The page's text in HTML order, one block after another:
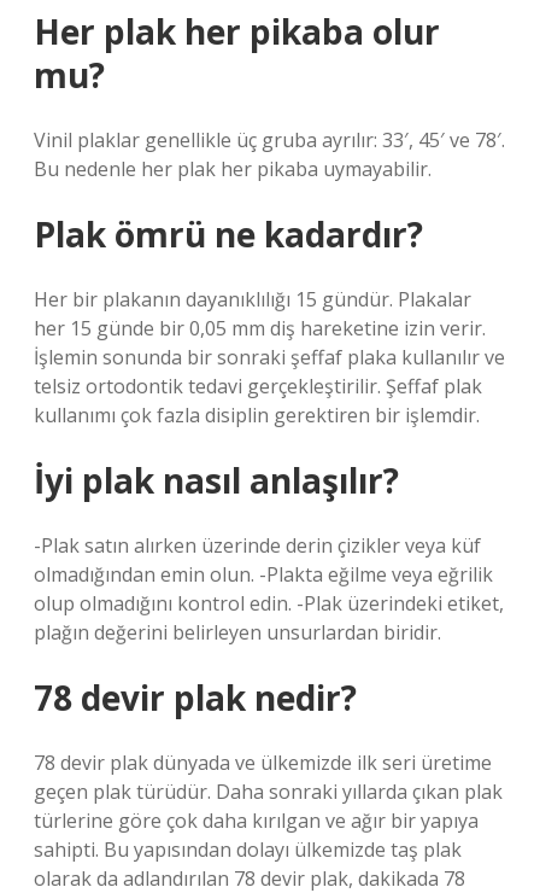
Her plak her pikaba olur
mu?
Vinil plaklar genellikle üç gruba ayrılır: 33′, 45′ ve 78′.
Bu nedenle her plak her pikaba uymayabilir.
Plak ömrü ne kadardır?
Her bir plakanın dayanıklılığı 15 gündür. Plakalar
her 15 günde bir 0,05 mm diş hareketine izin verir.
İşlemin sonunda bir sonraki şeffaf plaka kullanılır ve
telsiz ortodontik tedavi gerçekleştirilir. Şeffaf plak
kullanımı çok fazla disiplin gerektiren bir işlemdir.
İyi plak nasıl anlaşılır?
-Plak satın alırken üzerinde derin çizikler veya küf
olmadığından emin olun. -Plakta eğilme veya eğrilik
olup olmadığını kontrol edin. -Plak üzerindeki etiket,
plağın değerini belirleyen unsurlardan biridir.
78 devir plak nedir?
78 devir plak dünyada ve ülkemizde ilk seri üretime
geçen plak türüdür. Daha sonraki yıllarda çıkan plak
türlerine göre çok daha kırılgan ve ağır bir yapıya
sahipti. Bu yapısından dolayı ülkemizde taş plak
olarak da adlandırılan 78 devir plak, dakikada 78